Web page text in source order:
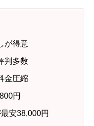
が得意
判多数
金圧縮
円
安38,000円